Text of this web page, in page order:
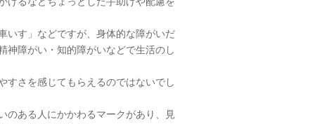
いす」などですが、身体的な障がいだ
神障がい・知的障がいなどで生活のし
すさを感じてもらえるのではないでし
のある人にかかわるマークがあり、見